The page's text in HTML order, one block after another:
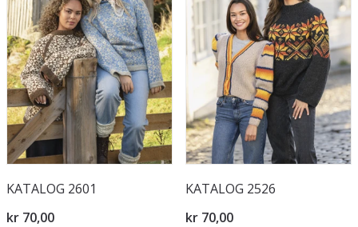
KATALOG 2601
kr 70,00
KATALOG 2526
kr 70,00